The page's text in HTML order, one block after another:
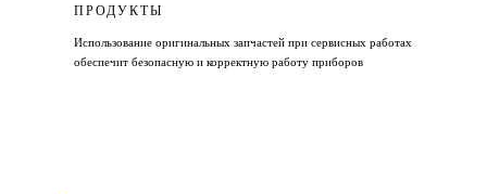
ПРОДУКТЫ
Использование оригинальных запчастей при сервисных работах
обеспечит безопасную и корректную работу приборов